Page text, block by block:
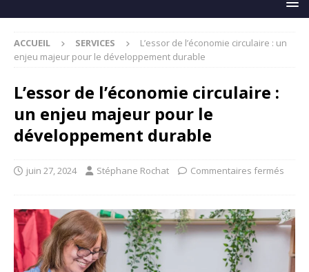
ACCUEIL SERVICES
L’essor de l’économie circulaire : un
enjeu majeur pour le développement durable
L’essor de l’économie circulaire :
un enjeu majeur pour le
développement durable
juin 27, 2024 Stéphane Rochat Commentaires fermés